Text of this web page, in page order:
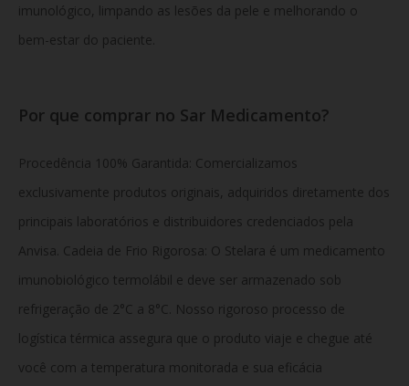
imunológico, limpando as lesões da pele e melhorando o
bem-estar do paciente.
Por que comprar no Sar Medicamento?
Procedência 100% Garantida: Comercializamos
exclusivamente produtos originais, adquiridos diretamente dos
principais laboratórios e distribuidores credenciados pela
Anvisa. Cadeia de Frio Rigorosa: O Stelara é um medicamento
imunobiológico termolábil e deve ser armazenado sob
refrigeração de 2°C a 8°C. Nosso rigoroso processo de
logística térmica assegura que o produto viaje e chegue até
você com a temperatura monitorada e sua eficácia